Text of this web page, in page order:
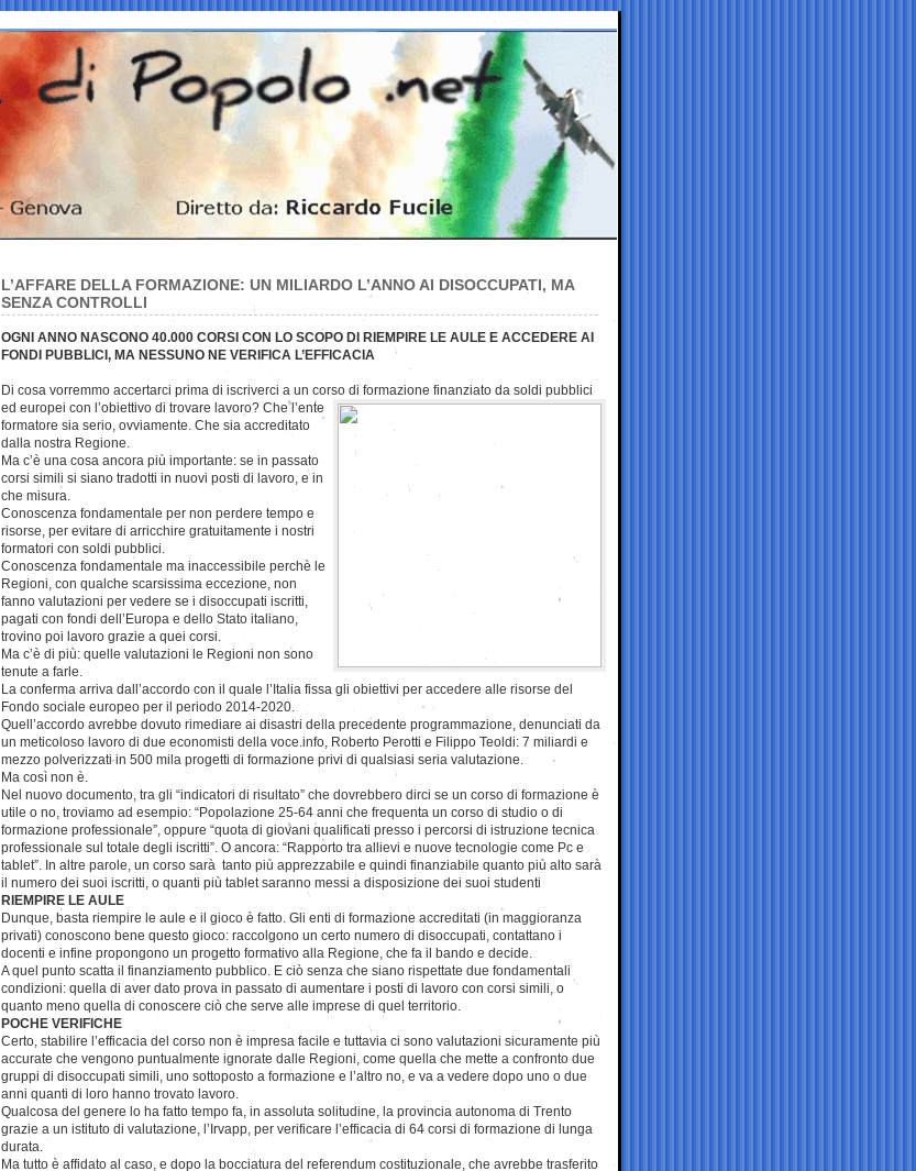
L’AFFARE DELLA FORMAZIONE: UN MILIARDO L’ANNO AI DISOCCUPATI, MA
SENZA CONTROLLI
OGNI ANNO NASCONO 40.000 CORSI CON LO SCOPO DI RIEMPIRE LE AULE E ACCEDERE AI
FONDI PUBBLICI, MA NESSUNO NE VERIFICA L’EFFICACIA
Di cosa vorremmo accertarci prima di iscriverci a un corso di formazione finanziato da soldi pubblici
ed europei con l’obiettivo di trovare lavoro? Che l’ente
formatore sia serio, ovviamente. Che sia accreditato
dalla nostra Regione.
Ma c’è una cosa ancora più importante: se in passato
corsi simili si siano tradotti in nuovi posti di lavoro, e in
che misura.
Conoscenza fondamentale per non perdere tempo e
risorse, per evitare di arricchire gratuitamente i nostri
formatori con soldi pubblici.
Conoscenza fondamentale ma inaccessibile perchè le
Regioni, con qualche scarsissima eccezione, non
fanno valutazioni per vedere se i disoccupati iscritti,
pagati con fondi dell’Europa e dello Stato italiano,
trovino poi lavoro grazie a quei corsi.
Ma c’è di più: quelle valutazioni le Regioni non sono
tenute a farle.
La conferma arriva dall’accordo con il quale l’Italia fissa gli obiettivi per accedere alle risorse del
Fondo sociale europeo per il periodo 2014-2020.
Quell’accordo avrebbe dovuto rimediare ai disastri della precedente programmazione, denunciati da
un meticoloso lavoro di due economisti della voce.info, Roberto Perotti e Filippo Teoldi: 7 miliardi e
mezzo polverizzati in 500 mila progetti di formazione privi di qualsiasi seria valutazione.
Ma così non è.
Nel nuovo documento, tra gli “indicatori di risultato” che dovrebbero dirci se un corso di formazione è
utile o no, troviamo ad esempio: “Popolazione 25-64 anni che frequenta un corso di studio o di
formazione professionale”, oppure “quota di giovani qualificati presso i percorsi di istruzione tecnica
professionale sul totale degli iscritti”. O ancora: “Rapporto tra allievi e nuove tecnologie come Pc e
tablet”. In altre parole, un corso sarà tanto più apprezzabile e quindi finanziabile quanto più alto sarà
il numero dei suoi iscritti, o quanti più tablet saranno messi a disposizione dei suoi studenti
RIEMPIRE LE AULE
Dunque, basta riempire le aule e il gioco è fatto. Gli enti di formazione accreditati (in maggioranza
privati) conoscono bene questo gioco: raccolgono un certo numero di disoccupati, contattano i
docenti e infine propongono un progetto formativo alla Regione, che fa il bando e decide.
A quel punto scatta il finanziamento pubblico. E ciò senza che siano rispettate due fondamentali
condizioni: quella di aver dato prova in passato di aumentare i posti di lavoro con corsi simili, o
quanto meno quella di conoscere ciò che serve alle imprese di quel territorio.
POCHE VERIFICHE
Certo, stabilire l’efficacia del corso non è impresa facile e tuttavia ci sono valutazioni sicuramente più
accurate che vengono puntualmente ignorate dalle Regioni, come quella che mette a confronto due
gruppi di disoccupati simili, uno sottoposto a formazione e l’altro no, e va a vedere dopo uno o due
anni quanti di loro hanno trovato lavoro.
Qualcosa del genere lo ha fatto tempo fa, in assoluta solitudine, la provincia autonoma di Trento
grazie a un istituto di valutazione, l’Irvapp, per verificare l’efficacia di 64 corsi di formazione di lunga
durata.
Ma tutto è affidato al caso, e dopo la bocciatura del referendum costituzionale, che avrebbe trasferito